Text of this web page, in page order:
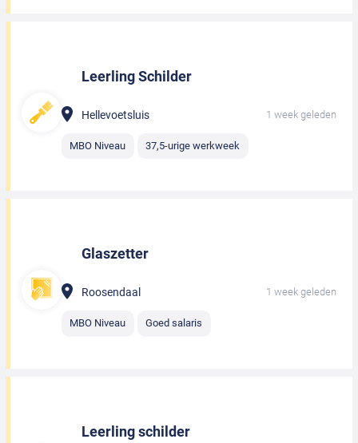
Leerling Schilder
Hellevoetsluis 1 week geleden
MBO Niveau 37,5-urige werkweek
Glaszetter
Roosendaal 1 week geleden
MBO Niveau Goed salaris
Leerling schilder